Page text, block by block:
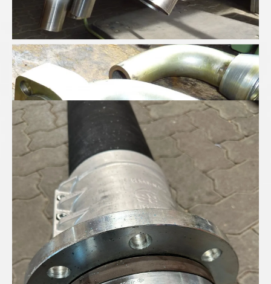
Trapez-Flansche für Hydraulik
Hochofen-Kühlwasserschlauch